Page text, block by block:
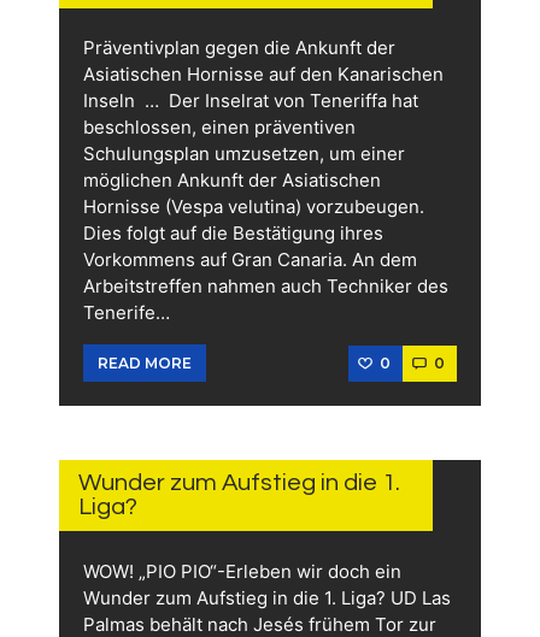
Präventivplan gegen die Ankunft der
Asiatischen Hornisse auf den Kanarischen
Inseln … Der Inselrat von Teneriffa hat
beschlossen, einen präventiven
Schulungsplan umzusetzen, um einer
möglichen Ankunft der Asiatischen
Hornisse (Vespa velutina) vorzubeugen.
Dies folgt auf die Bestätigung ihres
Vorkommens auf Gran Canaria. An dem
Arbeitstreffen nahmen auch Techniker des
Tenerife…
READ MORE 0 0
Wunder zum Aufstieg in die 1.
Liga?
WOW! „PIO PIO“-Erleben wir doch ein
Wunder zum Aufstieg in die 1. Liga? UD Las
Palmas behält nach Jesés frühem Tor zur